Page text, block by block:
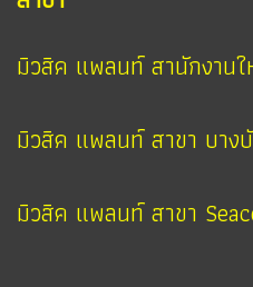
มิวสิค แพลนท์ สานักงาน
มิวสิค แพลนท์ สาขา บาง
มิวสิค แพลนท์ สาขา